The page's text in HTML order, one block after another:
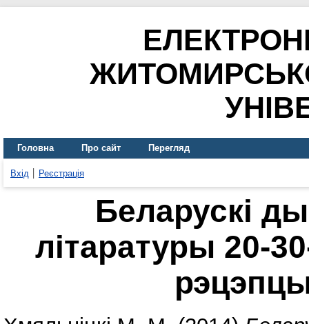
Головна Про сайт Перегляд
Вхід Реєстрація
Беларускі
літаратуры 20-